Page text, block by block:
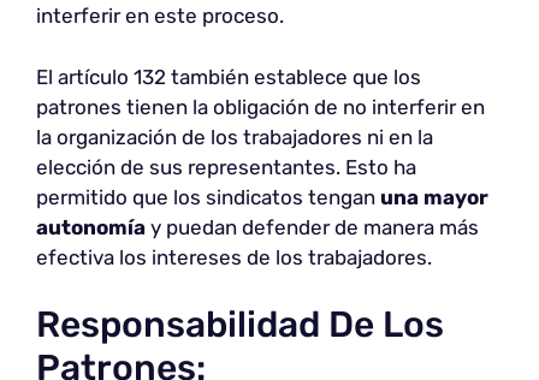
interferir en este proceso.
El artículo 132 también establece que los
patrones tienen la obligación de no interferir en
la organización de los trabajadores ni en la
elección de sus representantes. Esto ha
permitido que los sindicatos tengan una mayor
autonomía y puedan defender de manera más
efectiva los intereses de los trabajadores.
Responsabilidad De Los
Patrones: